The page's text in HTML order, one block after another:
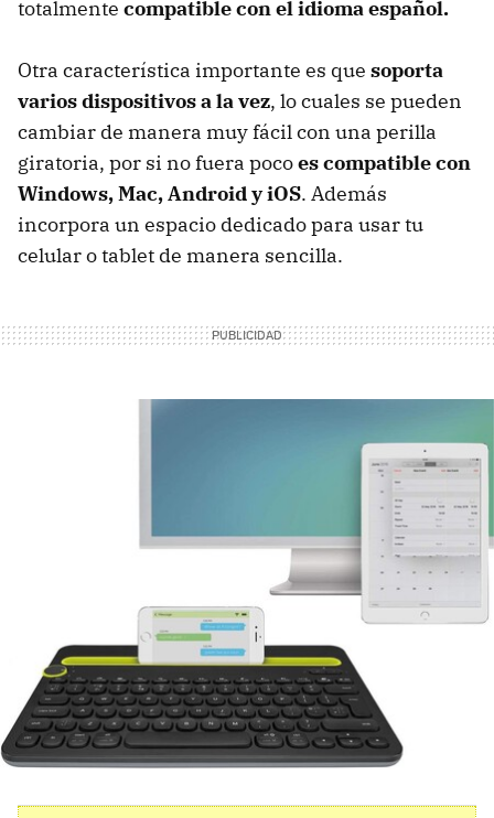
totalmente compatible con el idioma español.
Otra característica importante es que soporta
varios dispositivos a la vez, lo cuales se pueden
cambiar de manera muy fácil con una perilla
giratoria, por si no fuera pocoes compatible con
Windows, Mac, Android y iOS. Además
incorpora un espacio dedicado para usar tu
celular o tablet de manera sencilla.